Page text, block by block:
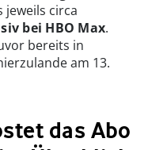
jeweils circa
bei HBO Max.
bereits in
am 13.
das Abo